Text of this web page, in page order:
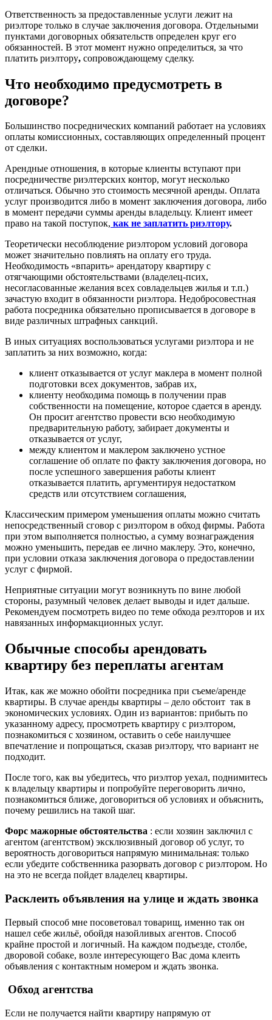
Ответственность за предоставленные услуги лежит на
риэлторе только в случае заключения договора. Отдельными
пунктами договорных обязательств определен круг его
обязанностей. В этот момент нужно определиться, за что
платить риэлтору, сопровождающему сделку.
Что необходимо предусмотреть в
договоре?
Большинство посреднических компаний работает на условиях
оплаты комиссионных, составляющих определенный процент
от сделки.
Арендные отношения, в которые клиенты вступают при
посредничестве риэлтерских контор, могут несколько
отличаться. Обычно это стоимость месячной аренды. Оплата
услуг производится либо в момент заключения договора, либо
в момент передачи суммы аренды владельцу. Клиент имеет
право на такой поступок, какне заплатить риэлтору.
Теоретически несоблюдение риэлтором условий договора
может значительно повлиять на оплату его труда.
Необходимость «впарить» арендатору квартиру с
отягчающими обстоятельствами (владелец-псих,
несогласованные желания всех совладельцев жилья и т.п.)
зачастую входит в обязанности риэлтора. Недобросовестная
работа посредника обязательно прописывается в договоре в
виде различных штрафных санкций.
В иных ситуациях воспользоваться услугами риэлтора и не
заплатить за них возможно, когда:
клиент отказывается от услуг маклера в момент полной
подготовки всех документов, забрав их,
клиенту необходима помощь в получении прав
собственности на помещение, которое сдается в аренду.
Он просит агентство провести всю необходимую
предварительную работу, забирает документы и
отказывается от услуг,
между клиентом и маклером заключено устное
соглашение об оплате по факту заключения договора, но
после успешного завершения работы клиент
отказывается платить, аргументируя недостатком
средств или отсутствием соглашения,
Классическим примером уменьшения оплаты можно считать
непосредственный сговор с риэлтором в обход фирмы. Работа
при этом выполняется полностью, а сумму вознаграждения
можно уменьшить, передав ее лично маклеру. Это, конечно,
при условии отказа заключения договора о предоставлении
услуг с фирмой.
Неприятные ситуации могут возникнуть по вине любой
стороны, разумный человек делает выводы и идет дальше.
Рекомендуем посмотреть видео по теме обхода реэлторов и их
навязанных информакционных услуг.
Обычные способы арендовать
квартиру без переплаты агентам
Итак, как же можно обойти посредника при съеме/аренде
квартиры. В случае аренды квартиры – дело обстоит так в
экономических условиях. Один из вариантов: прибыть по
указанному адресу, просмотреть квартиру с риэлтором,
познакомиться с хозяином, оставить о себе наилучшее
впечатление и попрощаться, сказав риэлтору, что вариант не
подходит.
После того, как вы убедитесь, что риэлтор уехал, поднимитесь
к владельцу квартиры и попробуйте переговорить лично,
познакомиться ближе, договориться об условиях и объяснить,
почему решились на такой шаг.
Форс мажорные обстоятельства : если хозяин заключил с
агентом (агентством) эксклюзивный договор об услуг, то
вероятность договориться напрямую минимальная: только
если убедите собственника разорвать договор с риэлтором. Но
на это не всегда пойдет владелец квартиры.
Расклеить объявления на улице и ждать звонка
Первый способ мне посоветовал товарищ, именно так он
нашел себе жильё, обойдя назойливых агентов. Способ
крайне простой и логичный. На каждом подъезде, столбе,
дворовой собаке, возле интересующего Вас дома клеить
объявления с контактным номером и ждать звонка.
Обход агентства
Если не получается найти квартиру напрямую от